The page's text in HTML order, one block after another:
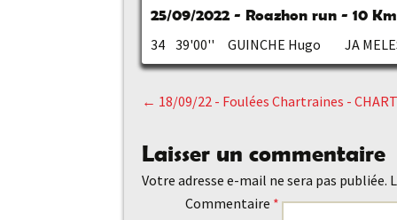
25/09/2022 - Roazhon run - 10
34 39'00'' GUINCHE Hugo JA
Navigation
des
← 18/09/22 - Foulées Chartraines -
Laisser un commentaire
Votre adresse e-mail ne sera pas publiée.
Commentaire *